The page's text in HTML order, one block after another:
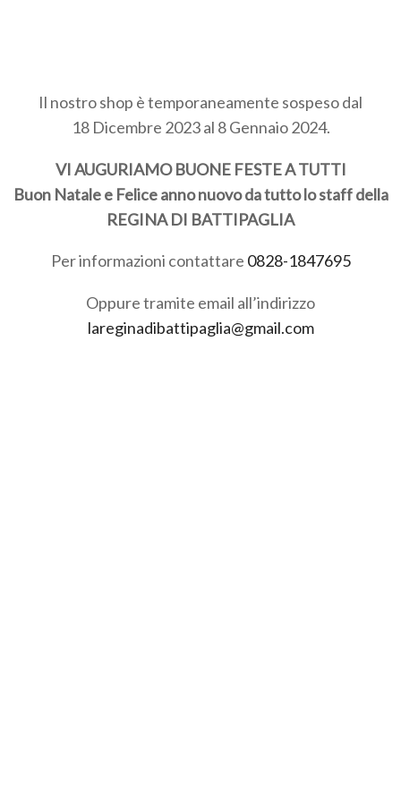
Il nostro shop è temporaneamente sospeso dal
18 Dicembre 2023 al 8 Gennaio 2024.
VI AUGURIAMO BUONE FESTE A TUTTI
Buon Natale e Felice anno nuovo da tutto lo staff della
REGINA DI BATTIPAGLIA
Per informazioni contattare 0828-1847695
Oppure tramite email all’indirizzo
lareginadibattipaglia@gmail.com